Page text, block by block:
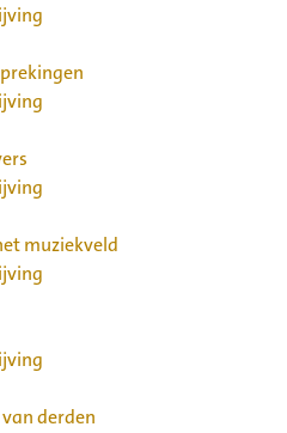
muziekveld
derden